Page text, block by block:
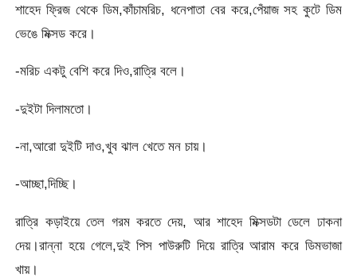
শাহেদ ফ্রিজ থেকে ডিম,কাঁচামরিচ, ধনেপাতা বের করে,পেঁয়াজ সহ কুটে ডিম
ভেঙে মিক্সড করে।
-মরিচ একটু বেশি করে দিও,রাত্রি বলে।
-দুইটা দিলামতো।
-না,আরো দুইটি দাও,খুব ঝাল খেতে মন চায়।
-আচ্ছা,দিচ্ছি।
রাত্রি কড়াইয়ে তেল গরম করতে দেয়, আর শাহেদ মিক্সডটা ডেলে ঢাকনা
দেয়।রান্না হয়ে গেলে,দুই পিস পাউরুটি দিয়ে রাত্রি আরাম করে ডিমভাজা
খায়।